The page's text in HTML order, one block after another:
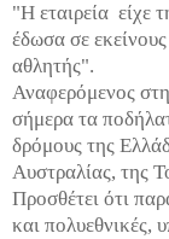
"Η εταιρεία είχε
έδωσα σε
αθλητής".
Αναφερόμενος
σήμερα τα
δρόμους της
Αυστραλίας, της
Προσθέτει ότι
και πολυεθνικές,